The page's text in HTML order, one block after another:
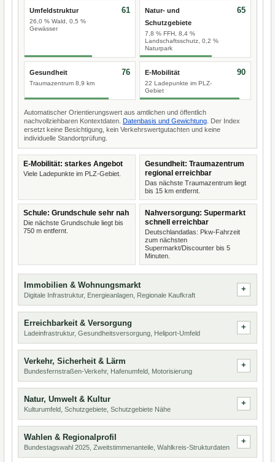
Umfeldstruktur
26,0 % Wald, 0,5 %
Gewässer
61
Natur- und
Schutzgebiete
7,8 % FFH, 8,4 %
Landschaftsschutz, 0,2 %
Naturpark
65
Gesundheit
Traumazentrum 8,9 km
76 E-Mobilität
22 Ladepunkte im PLZ-
Gebiet
90
Automatischer Orientierungswert aus amtlichen und öffentlich
nachvollziehbaren Kontextdaten. Datenbasis und Gewichtung . Der Index
ersetzt keine Besichtigung, kein Verkehrswertgutachten und keine
individuelle Standortprüfung.
E-Mobilität: starkes Angebot
Viele Ladepunkte im PLZ-Gebiet.
Gesundheit: Traumazentrum
regional erreichbar
Das nächste Traumazentrum liegt
bis 15 km entfernt.
Schule: Grundschule sehr nah
Die nächste Grundschule liegt bis
750 m entfernt.
Nahversorgung: Supermarkt
schnell erreichbar
Deutschlandatlas: Pkw-Fahrzeit
zum nächsten
Supermarkt/Discounter bis 5
Minuten.
Immobilien & Wohnungsmarkt
Digitale Infrastruktur, Energieanlagen, Regionale Kaufkraft
Erreichbarkeit & Versorgung
Ladeinfrastruktur, Gesundheitsversorgung, Heliport-Umfeld
Verkehr, Sicherheit & Lärm
Bundesfernstraßen-Verkehr, Hafenumfeld, Motorisierung
Natur, Umwelt & Kultur
Kulturumfeld, Schutzgebiete, Schutzgebiete Nähe
Wahlen & Regionalprofil
Bundestagswahl 2025, Zweitstimmenanteile, Wahlkreis-Strukturdaten